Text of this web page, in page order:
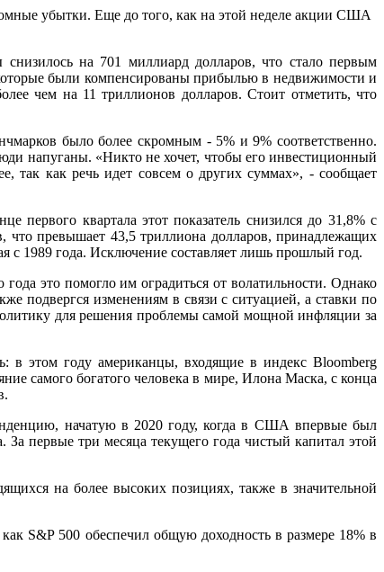
убытки. Еще до того, как на этой неделе акции США
на 701 миллиард долларов, что стало первым
были компенсированы прибылью в недвижимости и
чем на 11 триллионов долларов. Стоит отметить, что
было более скромным - 5% и 9% соответственно.
напуганы. «Никто не хочет, чтобы его инвестиционный
так как речь идет совсем о других суммах», - сообщает
квартала этот показатель снизился до 31,8% с
что превышает 43,5 триллиона долларов, принадлежащих
с 1989 года. Исключение составляет лишь прошлый год.
это помогло им оградиться от волатильности. Однако
подвергся изменениям в связи с ситуацией, а ставки по
для решения проблемы самой мощной инфляции за
в этом году американцы, входящие в индекс Bloomberg
самого богатого человека в мире, Илона Маска, с конца
начатую в 2020 году, когда в США впервые был
первые три месяца текущего года чистый капитал этой
на более высоких позициях, также в значительной
S&P 500 обеспечил общую доходность в размере 18% в